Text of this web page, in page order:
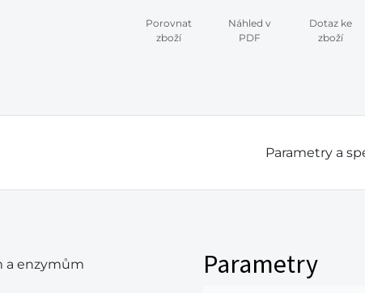
Porovnat
zboží
Náhled v
PDF
Dotaz ke
zboží
Parametry a
a enzymům
Parametry